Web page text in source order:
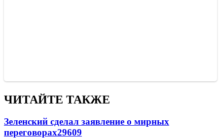
ЧИТАЙТЕ ТАКЖЕ
Зеленский сделал заявление о мирных
переговорах29609